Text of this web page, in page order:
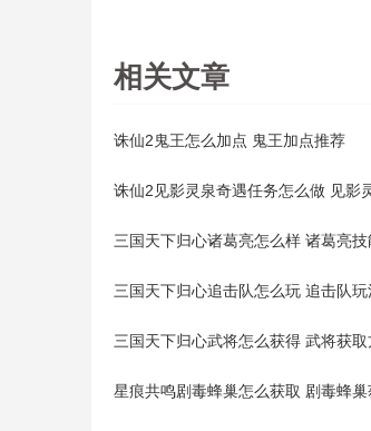
相关文章
诛仙2鬼王怎么加点 鬼王加点推荐
诛仙2见影灵泉奇遇任务怎么做 见影
三国天下归心诸葛亮怎么样 诸葛亮
三国天下归心追击队怎么玩 追击队
三国天下归心武将怎么获得 武将获取
星痕共鸣剧毒蜂巢怎么获取 剧毒蜂